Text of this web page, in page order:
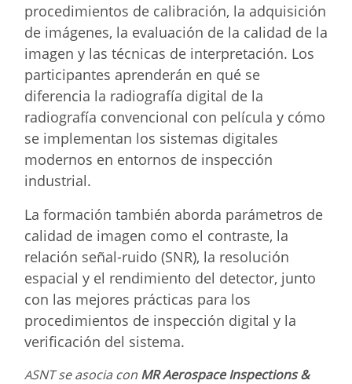
procedimientos de calibración, la adquisición
de imágenes, la evaluación de la calidad de la
imagen y las técnicas de interpretación. Los
participantes aprenderán en qué se
diferencia la radiografía digital de la
radiografía convencional con película y cómo
se implementan los sistemas digitales
modernos en entornos de inspección
industrial.
La formación también aborda parámetros de
calidad de imagen como el contraste, la
relación señal-ruido (SNR), la resolución
espacial y el rendimiento del detector, junto
con las mejores prácticas para los
procedimientos de inspección digital y la
verificación del sistema.
ASNT se asocia con MR Aerospace Inspections &